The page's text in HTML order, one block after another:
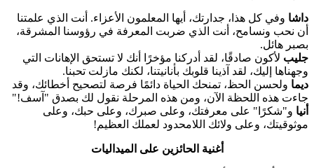
داشا وفي كل هذا، جدارتك، أيها المعلمون الأعزاء. أنت الذي علمتنا
أن نحب ونسامح، أنت الذي ضربت المعرفة في رؤوسنا المشرقة،
بصبر هائل.
جليب لأكون صادقًا، لقد أدركنا مؤخرًا أنك لا تستحق الإهانات التي
وجهناها إليك، لقد آذينا قلوبك بأنانيتنا، لكنك مازلت تحبنا.
ديما ولحسن الحظ، تمنحك الحياة دائمًا فرصة لتصحيح أخطائك، وقد
جاءت هذه اللحظة الآن، ومن هذه المرحلة نقول لك بصدق "آسف!"
أنيا و"شكرًا" على معرفتك، وعلى صبرك، وعلى حبك، وعلى
موثوقيتك، وعلى ولائك اللامحدود لعملك العظيم!
أغنية الحائزين على الميداليات